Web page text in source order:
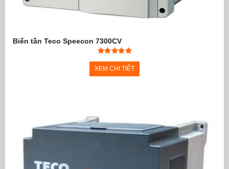
Biến tần Teco Speecon 7300CV
XEM CHI TIẾT